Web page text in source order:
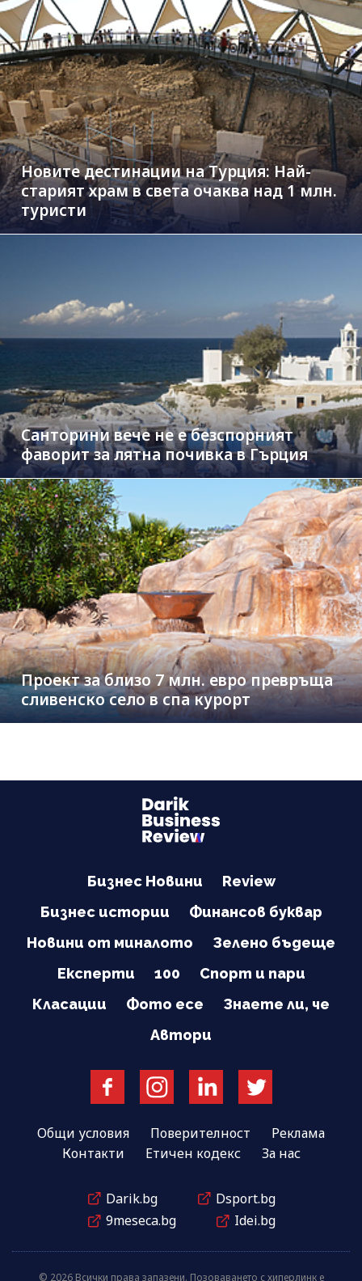
Новите дестинации на Турция: Най-
старият храм в света очаква над 1 млн.
туристи
Санторини вече не е безспорният
фаворит за лятна почивка в Гърция
Проект за близо 7 млн. евро превръща
сливенско село в спа курорт
Бизнес Новини
Review
Бизнес истории
Финансов буквар
Новини от миналото
Зелено бъдеще
Експерти
100
Спорт и пари
Класации
Фото есе
Знаете ли, че
Автори
Общи условия Поверителност
Реклама
Контакти
Етичен кодекс За нас
Darik.bg
Dsport.bg
9meseca.bg
Idei.bg
© 2026 Всички права запазени. Позоваването с хиперлинк е